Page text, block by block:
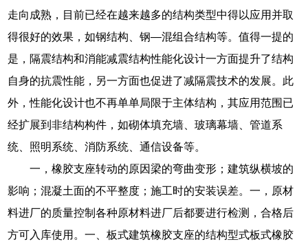
走向成熟，目前已经在越来越多的结构类型中得以应用并取
得很好的效果，如钢结构、钢—混组合结构等。值得一提的
是，隔震结构和消能减震结构性能化设计一方面提升了结构
自身的抗震性能，另一方面也促进了减隔震技术的发展。此
外，性能化设计也不再单单局限于主体结构，其应用范围已
经扩展到非结构构件，如砌体填充墙、玻璃幕墙、管道系
统、照明系统、消防系统、通信设备等。
一，橡胶支座转动的原因梁的弯曲变形；建筑纵横坡的
影响；混凝土面的不平整度；施工时的安装误差。一，原材
料进厂的质量控制各种原材料进厂后都要进行检测，合格后
方可入库使用。一、板式建筑橡胶支座的结构型式板式橡胶